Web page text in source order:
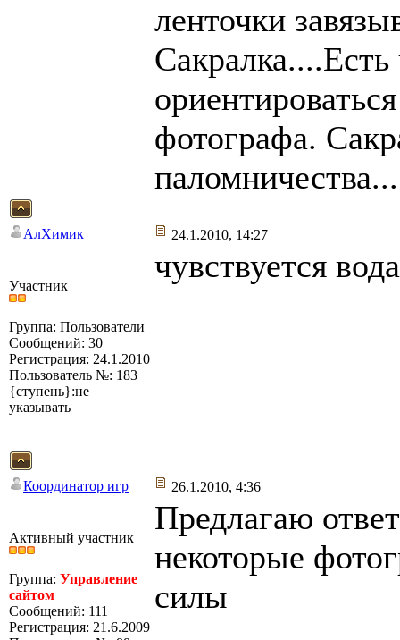
ленточки
Сакралка....Есть
фотографа.
АлХимик 24.1.2010, 14:27
Участник
Группа: Пользователи
Сообщений: 30
Регистрация: 24.1.2010
Пользователь №: 183
{ступень}:не
указывать
чувствуется
Координатор игр 26.1.2010, 4:36
Активный участник
Группа: Управление
сайтом
Сообщений: 111
Регистрация: 21.6.2009
Предлагаю
некоторые
силы